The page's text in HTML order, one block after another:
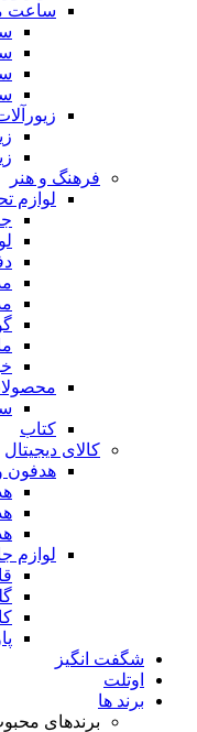
ساعت
فرهنگ و هنر
لوازم
کتاب
کالای دیجیتال
هدفون
لوازم
شگفت انگیز
اوتلت
برند ها
برندهای